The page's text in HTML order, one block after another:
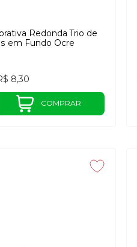
Redonda Trio de
em Fundo Ocre
8,30
COMPRAR